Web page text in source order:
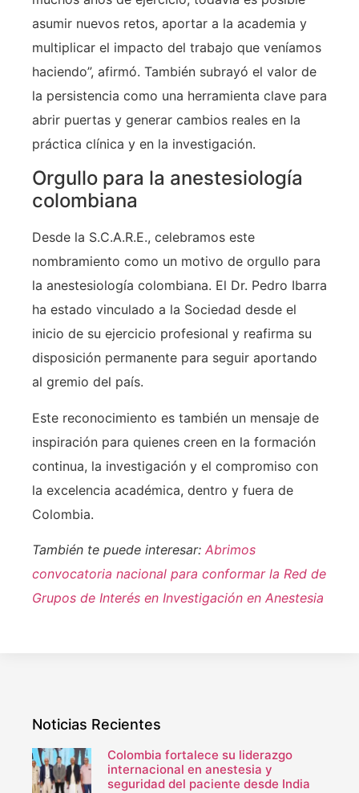
asumir nuevos retos, aportar a la academia y
multiplicar el impacto del trabajo que veníamos
haciendo”, afirmó. También subrayó el valor de
la persistencia como una herramienta clave para
abrir puertas y generar cambios reales en la
práctica clínica y en la investigación.
Orgullo para la anestesiología
colombiana
Desde la S.C.A.R.E., celebramos este
nombramiento como un motivo de orgullo para
la anestesiología colombiana. El Dr. Pedro Ibarra
ha estado vinculado a la Sociedad desde el
inicio de su ejercicio profesional y reafirma su
disposición permanente para seguir aportando
al gremio del país.
Este reconocimiento es también un mensaje de
inspiración para quienes creen en la formación
continua, la investigación y el compromiso con
la excelencia académica, dentro y fuera de
Colombia.
También te puede interesar: Abrimos
convocatoria nacional para conformar la Red de
Grupos de Interés en Investigación en Anestesia
Noticias Recientes
Colombia fortalece su liderazgo
internacional en anestesia y
seguridad del paciente desde India